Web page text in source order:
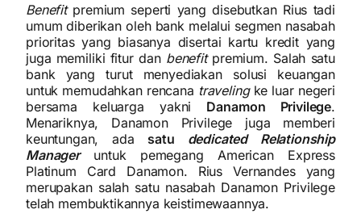
Benefit premium seperti yang disebutkan Rius tadi
umum diberikan oleh bank melalui segmen nasabah
prioritas yang biasanya disertai kartu kredit yang
juga memiliki fitur dan benefit premium. Salah satu
bank yang turut menyediakan solusi keuangan
untuk memudahkan rencana traveling ke luar negeri
bersama keluarga yakni Danamon Privilege.
Menariknya, Danamon Privilege juga memberi
keuntungan, ada satu dedicated Relationship
Manageruntuk pemegang American Express
Platinum Card Danamon. Rius Vernandes yang
merupakan salah satu nasabah Danamon Privilege
telah membuktikannya keistimewaannya.